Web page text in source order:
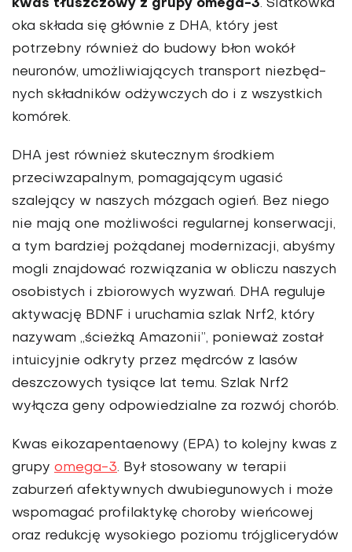
kwas tłuszczowy z grupy omega-3. Siatkówka
oka składa się głównie z DHA, który jest
potrzebny również do budowy błon wokół
neuronów, umożli­wiających transport niezbęd­
nych składników odżywczych do i z wszystkich
komórek.
DHA jest również skutecznym środkiem
przeciwzapalnym, pomagającym ugasić
szalejący w naszych mózgach ogień. Bez niego
nie mają one możliwości regularnej konserwacji,
a tym bardziej pożądanej modernizacji, abyśmy
mogli znajdować rozwią­zania w obliczu naszych
osobi­stych i zbiorowych wyzwań. DHA reguluje
aktywację BDNF i uruchamia szlak Nrf2, któ­ry
nazywam „ścieżką Amazonii”, ponieważ został
intuicyjnie od­kryty przez mędrców z lasów
deszczowych tysiące lat temu. Szlak Nrf2
wyłącza geny odpo­wiedzialne za rozwój chorób.
Kwas eikozapentaenowy (EPA) to kolejny kwas z
grupy omega-3. Był stosowany w terapii
zaburzeń afektywnych dwubiegunowych i może
wspomagać profilaktykę choroby wieńcowej
oraz redukcję wysokiego poziomu trójglicery­dów